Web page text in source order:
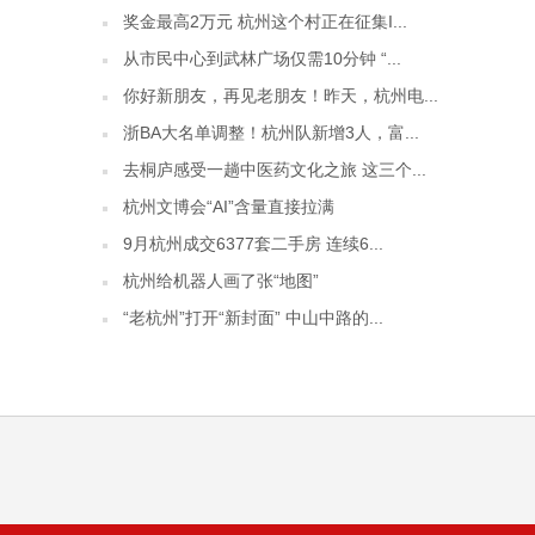
奖金最高2万元 杭州这个村正在征集I...
从市民中心到武林广场仅需10分钟 “...
你好新朋友，再见老朋友！昨天，杭州电...
浙BA大名单调整！杭州队新增3人，富...
去桐庐感受一趟中医药文化之旅 这三个...
杭州文博会“AI”含量直接拉满
9月杭州成交6377套二手房 连续6...
杭州给机器人画了张“地图”
“老杭州”打开“新封面” 中山中路的...